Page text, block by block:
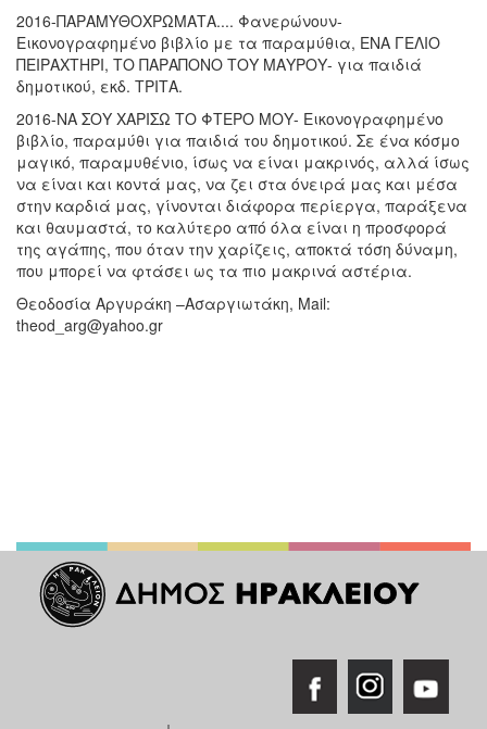
2016-ΠΑΡΑΜΥΘΟΧΡΩΜΑΤΑ.... Φανερώνουν-
Εικονογραφημένο βιβλίο με τα παραμύθια, ΕΝΑ ΓΕΛΙΟ
ΠΕΙΡΑΧΤΗΡΙ, ΤΟ ΠΑΡΑΠΟΝΟ ΤΟΥ ΜΑΥΡΟΥ- για παιδιά
δημοτικού, εκδ. ΤΡΙΤΑ.
2016-ΝΑ ΣΟΥ ΧΑΡΙΣΩ ΤΟ ΦΤΕΡΟ ΜΟΥ- Εικονογραφημένο
βιβλίο, παραμύθι για παιδιά του δημοτικού. Σε ένα κόσμο
μαγικό, παραμυθένιο, ίσως να είναι μακρινός, αλλά ίσως
να είναι και κοντά μας, να ζει στα όνειρά μας και μέσα
στην καρδιά μας, γίνονται διάφορα περίεργα, παράξενα
και θαυμαστά, το καλύτερο από όλα είναι η προσφορά
της αγάπης, που όταν την χαρίζεις, αποκτά τόση δύναμη,
που μπορεί να φτάσει ως τα πιο μακρινά αστέρια.
Θεοδοσία Αργυράκη –Ασαργιωτάκη, Mail:
theod_arg@yahoo.gr